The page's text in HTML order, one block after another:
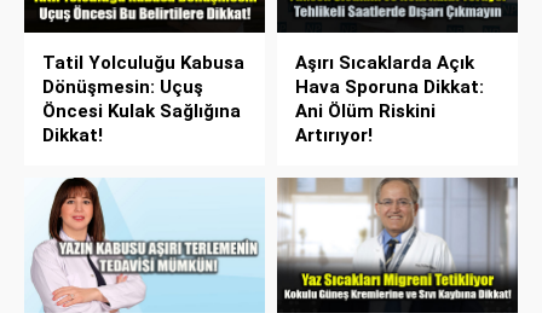
Tatil Yolculuğu Kabusa
Dönüşmesin: Uçuş
Öncesi Kulak Sağlığına
Dikkat!
Aşırı Sıcaklarda Açık
Hava Sporuna Dikkat:
Ani Ölüm Riskini
Artırıyor!